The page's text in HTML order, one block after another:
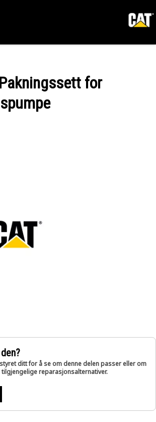
for
ditt for å se om denne delen passer eller om
tilgjengelige reparasjonsalternativer.